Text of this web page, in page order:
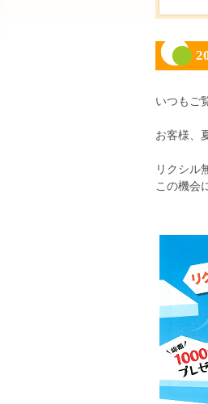
いつもご
お客様、
リクシル
この機会